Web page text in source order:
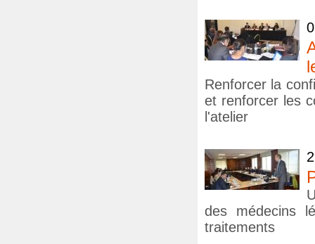
Renforcer la
et renforcer les
l'atelier
des médecins
traitements